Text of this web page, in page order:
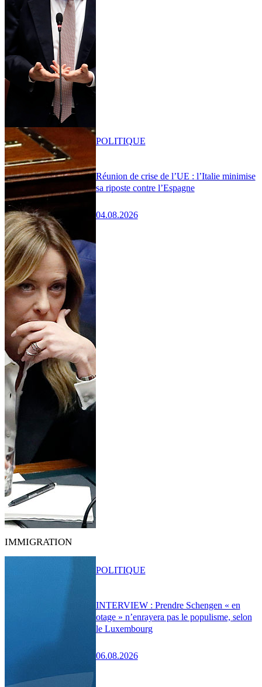
Réunion de crise de l’UE : l’Italie minimise
sa riposte contre l’Espagne
04.08.2026
POLITIQUE
IMMIGRATION
INTERVIEW : Prendre Schengen « en
otage » n’enrayera pas le populisme, selon
le Luxembourg
06.08.2026
POLITIQUE